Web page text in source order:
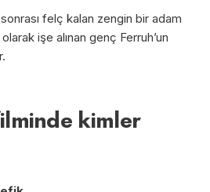
felç kalan zengin bir adam
işe alınan genç Ferruh’un
kimler